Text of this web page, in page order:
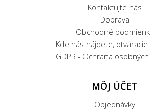
Kontaktujte nás
Doprava
Obchodné
Kde nás nájdete,
GDPR - Ochrana
MÔJ ÚČET
Objednávky